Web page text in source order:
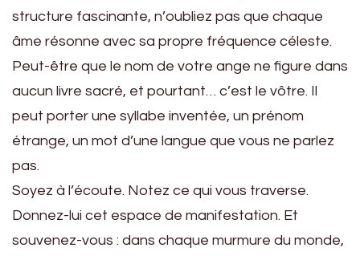
structure fascinante, n’oubliez pas que chaque
âme résonne avec sa propre fréquence céleste.
Peut-être que le nom de votre ange ne figure dans
aucun livre sacré, et pourtant… c’est le vôtre. Il
peut porter une syllabe inventée, un prénom
étrange, un mot d’une langue que vous ne parlez
pas.
Soyez à l’écoute. Notez ce qui vous traverse.
Donnez-lui cet espace de manifestation. Et
souvenez-vous : dans chaque murmure du monde,